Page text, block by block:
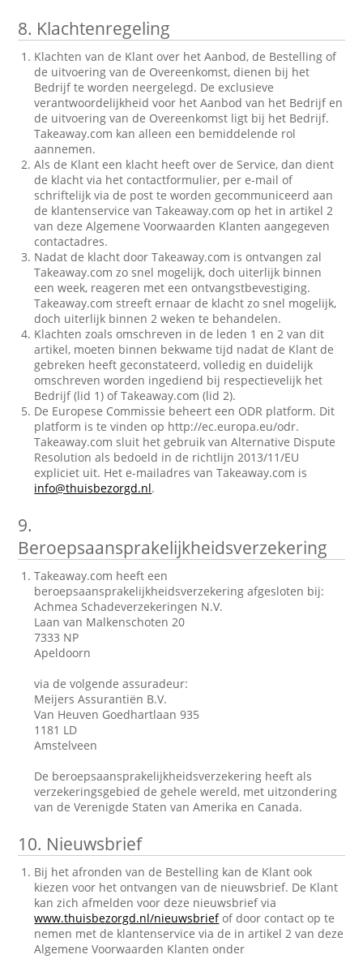
8. Klachtenregeling
Klachten van de Klant over het Aanbod, de Bestelling of
de uitvoering van de Overeenkomst, dienen bij het
Bedrijf te worden neergelegd. De exclusieve
verantwoordelijkheid voor het Aanbod van het Bedrijf en
de uitvoering van de Overeenkomst ligt bij het Bedrijf.
Takeaway.com kan alleen een bemiddelende rol
aannemen.
Als de Klant een klacht heeft over de Service, dan dient
de klacht via het contactformulier, per e-mail of
schriftelijk via de post te worden gecommuniceerd aan
de klantenservice van Takeaway.com op het in artikel 2
van deze Algemene Voorwaarden Klanten aangegeven
contactadres.
Nadat de klacht door Takeaway.com is ontvangen zal
Takeaway.com zo snel mogelijk, doch uiterlijk binnen
een week, reageren met een ontvangstbevestiging.
Takeaway.com streeft ernaar de klacht zo snel mogelijk,
doch uiterlijk binnen 2 weken te behandelen.
Klachten zoals omschreven in de leden 1 en 2 van dit
artikel, moeten binnen bekwame tijd nadat de Klant de
gebreken heeft geconstateerd, volledig en duidelijk
omschreven worden ingediend bij respectievelijk het
Bedrijf (lid 1) of Takeaway.com (lid 2).
De Europese Commissie beheert een ODR platform. Dit
platform is te vinden op http://ec.europa.eu/odr.
Takeaway.com sluit het gebruik van Alternative Dispute
Resolution als bedoeld in de richtlijn 2013/11/EU
expliciet uit. Het e-mailadres van Takeaway.com is
info@thuisbezorgd.nl.
9.
Beroepsaansprakelijkheidsverzekering
Takeaway.com heeft een
beroepsaansprakelijkheidsverzekering afgesloten bij:
Achmea Schadeverzekeringen N.V.
Laan van Malkenschoten 20
7333 NP
Apeldoorn
via de volgende assuradeur:
Meijers Assurantiën B.V.
Van Heuven Goedhartlaan 935
1181 LD
Amstelveen
De beroepsaansprakelijkheidsverzekering heeft als
verzekeringsgebied de gehele wereld, met uitzondering
van de Verenigde Staten van Amerika en Canada.
10. Nieuwsbrief
Bij het afronden van de Bestelling kan de Klant ook
kiezen voor het ontvangen van de nieuwsbrief. De Klant
kan zich afmelden voor deze nieuwsbrief via
www.thuisbezorgd.nl/nieuwsbriefof door contact op te
nemen met de klantenservice via de in artikel 2 van deze
Algemene Voorwaarden Klanten onder